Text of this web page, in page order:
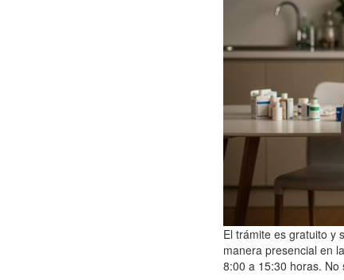
El trámite es gratuito y
manera presencial en
8:00 a 15:30 horas.